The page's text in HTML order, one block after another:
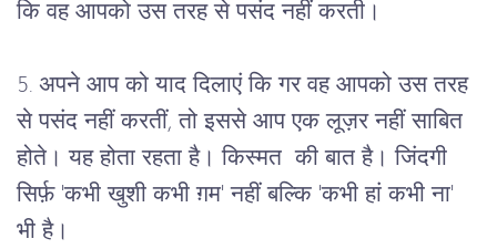
कि वह आपको उस तरह से पसंद नहीं करती।
5. अपने आप को याद दिलाएं कि गर वह आपको उस तरह
से पसंद नहीं करतीं, तो इससे आप एक लूज़र नहीं साबित
होते। यह होता रहता है। किस्मत  की बात है। जिंदगी
सिर्फ़ 'कभी खुशी कभी ग़म' नहीं बल्कि 'कभी हां कभी ना'
भी है।